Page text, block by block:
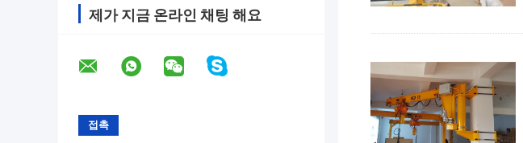
제가 지금 온라인 채팅 해요